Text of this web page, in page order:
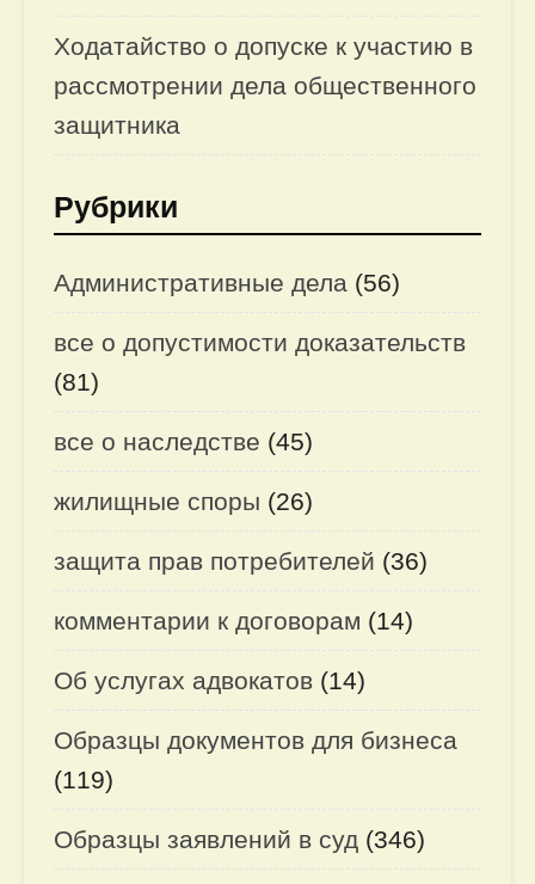
Ходатайство о допуске к участию в
рассмотрении дела общественного
защитника
Рубрики
Административные дела (56)
все о допустимости доказательств
(81)
все о наследстве (45)
жилищные споры (26)
защита прав потребителей (36)
комментарии к договорам (14)
Об услугах адвокатов (14)
Образцы документов для бизнеса
(119)
Образцы заявлений в суд (346)